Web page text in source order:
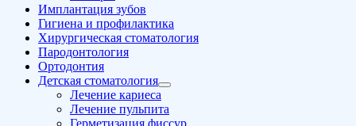
Имплантация зубов
Гигиена и профилактика
Хирургическая стоматология
Пародонтология
Ортодонтия
Детская стоматология
Лечение кариеса
Лечение пульпита